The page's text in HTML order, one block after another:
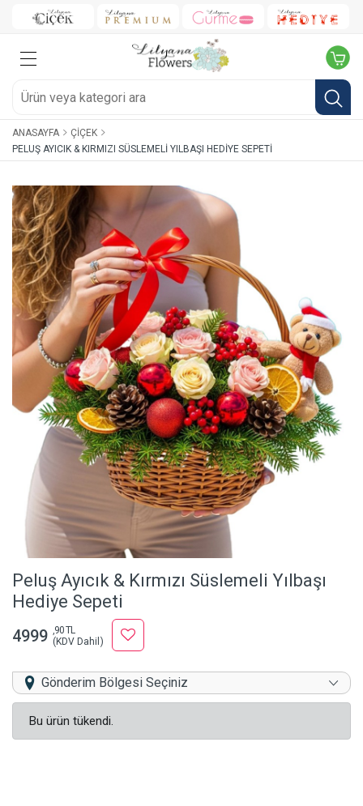
ANASAYFA
ÇIÇEK
PELUŞ AYICIK & KIRMIZI SÜSLEMELI YILBAŞI HEDIYE SEPETI
Peluş Ayıcık & Kırmızı Süslemeli Yılbaşı
Hediye Sepeti
4999 ,90 TL
(KDV Dahil)
Gönderim Bölgesi Seçiniz
Bu ürün tükendi.